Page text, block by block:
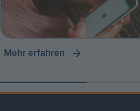
Mehr erfahren